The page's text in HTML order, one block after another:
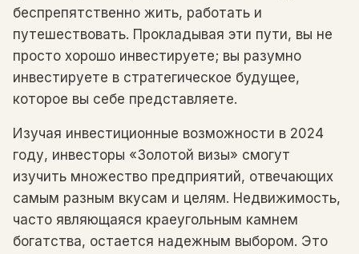
беспрепятственно жить, работать и
путешествовать. Прокладывая эти пути, вы не
просто хорошо инвестируете; вы разумно
инвестируете в стратегическое будущее,
которое вы себе представляете.
Изучая инвестиционные возможности в 2024
году, инвесторы «Золотой визы» смогут
изучить множество предприятий, отвечающих
самым разным вкусам и целям. Недвижимость,
часто являющаяся краеугольным камнем
богатства, остается надежным выбором. Это